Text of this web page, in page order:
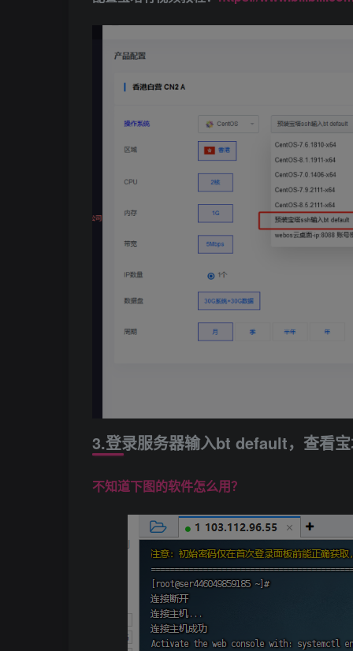
3.登录服务器输入bt default，查看
不知道下图的软件怎么用？